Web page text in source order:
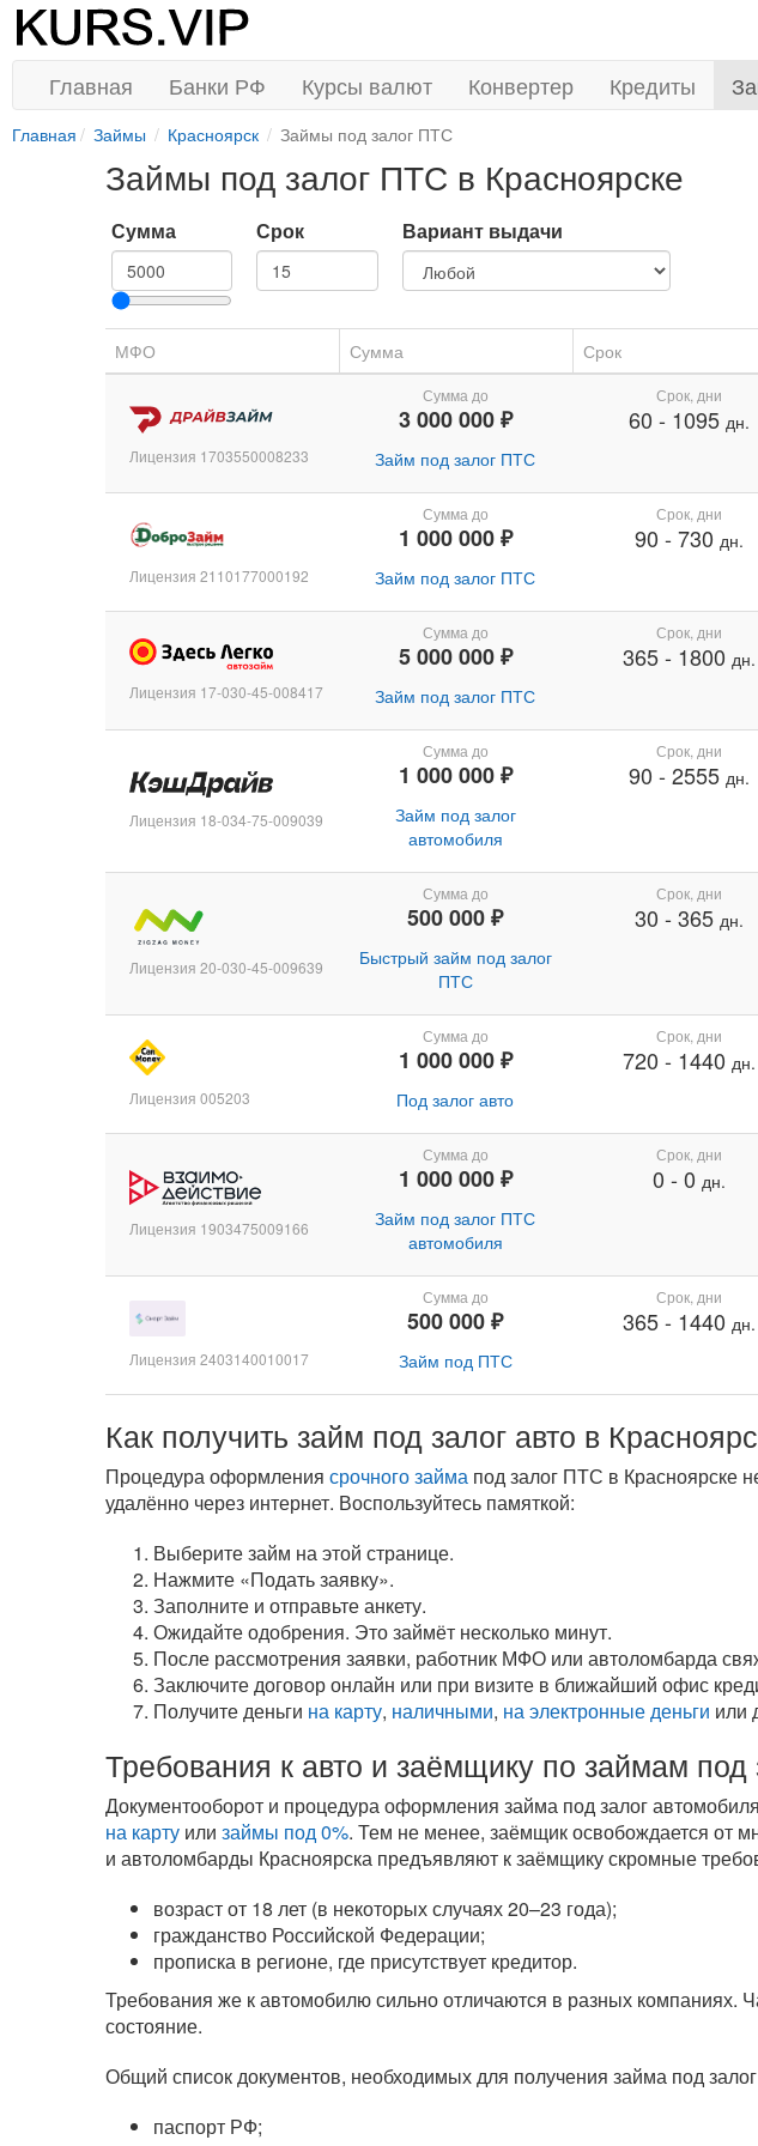
Главная Банки РФ Курсы валют Конвертер Кредиты
Главная Займы Красноярск Займы под залог ПТС
Займы под залог ПТС в Красноярске
Сумма Срок Вариант выдачи
МФО Сумма Срок
Лицензия 1703550008233
Сумма до
3 000 000 ₽
Займ под залог ПТС
Срок, дни
60 - 1095 дн.
Лицензия 2110177000192
Сумма до
1 000 000 ₽
Займ под залог ПТС
Срок, дни
90 - 730 дн.
Лицензия 17-030-45-008417
Сумма до
5 000 000 ₽
Займ под залог ПТС
Срок, дни
365- 1800 дн.
Лицензия 18-034-75-009039
Сумма до
1 000 000 ₽
Займ под залог
автомобиля
Срок, дни
90 - 2555 дн.
Лицензия 20-030-45-009639
Сумма до
500 000 ₽
Быстрый займ под залог
ПТС
Срок, дни
30 - 365 дн.
Лицензия 005203
Сумма до
1 000 000 ₽
Под залог авто
Срок, дни
720 - 1440 дн.
Лицензия 1903475009166
Сумма до
1 000 000 ₽
Займ под залог ПТС
автомобиля
Срок, дни
0 - 0 дн.
Лицензия 2403140010017
Сумма до
500 000 ₽
Займ под ПТС
Срок, дни
365- 1440 дн.
Как получить займ под залог авто в
Процедура оформления срочного займапод залог ПТС в Красноярске
удалённо через интернет. Воспользуйтесь памяткой:
Выберите займ на этой странице.
Нажмите «Подать заявку».
Заполните и отправьте анкету.
Ожидайте одобрения. Это займёт несколько минут.
После рассмотрения заявки, работник МФО или автоломбарда
Заключите договор онлайн или при визите в ближайший офис
Получите деньги на карту, наличными, на электронные деньги или
Требования к авто и заёмщику по займам
Документооборот и процедура оформления займа под залог
на картуили займы под 0%. Тем не менее, заёмщик освобождается от
и автоломбарды Красноярска предъявляют к заёмщику скромные
возраст от 18 лет (в некоторых случаях 20–23 года);
гражданство Российской Федерации;
прописка в регионе, где присутствует кредитор.
Требования же к автомобилю сильно отличаются в разных
состояние.
Общий список документов, необходимых для получения займа под
паспорт РФ;